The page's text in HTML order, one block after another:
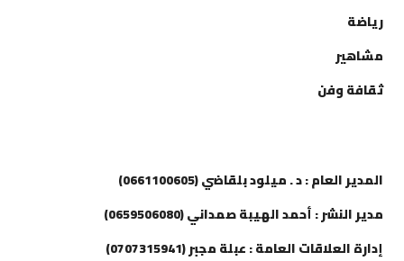
رياضة
مشاهير
ثقافة وفن
المدير العام : د . ميلود بلقاضي (0661100605)
مدير النشر : أحمد الهيبة صمداني (0659506080)
إدارة العلاقات العامة : عبلة مجبر (0707315941)